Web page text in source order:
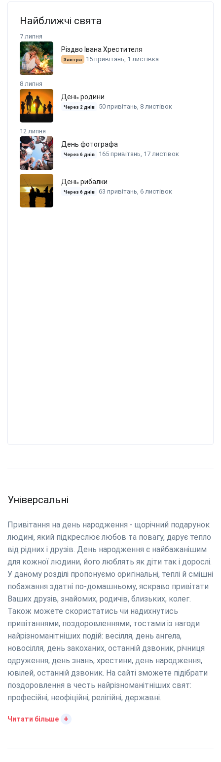
Найближчі свята
7 липня
Різдво Івана Хрестителя
Завтра 15 привітань, 1 листівка
8 липня
День родини
Через 2 днів 50 привітань, 8 листівок
12 липня
День фотографа
Через 6 днів 165 привітань, 17 листівок
День рибалки
Через 6 днів 63 привітань, 6 листівок
Універсальні
Привітання на день народження - щорічний подарунок
людині, який підкреслює любов та повагу, дарує тепло
від рідних і друзів. День народження є найбажанішим
для кожної людини, його люблять як діти так і дорослі.
У даному розділі пропонуємо оригінальні, теплі й смішні
побажання здатні по-домашньому, яскраво привітати
Ваших друзів, знайомих, родичів, близьких, колег.
Також можете скористатись чи надихнутись
привітаннями, поздоровленнями, тостами із нагоди
найрізноманітніших подій: весілля, день ангела,
новосілля, день закоханих, останній дзвоник, річниця
одруження, день знань, хрестини, день народження,
ювілей, останній дзвоник. На сайті зможете підібрати
поздоровлення в честь найрізноманітніших свят:
професійні, неофіційні, релігійні, державні.
Читати більше +